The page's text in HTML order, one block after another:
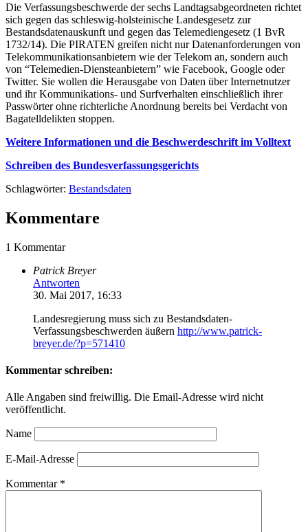
Die Verfassungsbeschwerde der sechs Landtagsabgeordneten richtet
sich gegen das schleswig-holsteinische Landesgesetz zur
Bestandsdatenauskunft und gegen das Telemediengesetz (1 BvR
1732/14). Die PIRATEN greifen nicht nur Datenanforderungen von
Telekommunikationsanbietern wie der Telekom an, sondern auch
von “Telemedien-Diensteanbietern” wie Facebook, Google oder
Twitter. Sie wollen die Herausgabe von Daten über Internetnutzer
und ihr Kommunikations- und Surfverhalten einschließlich ihrer
Passwörter ohne richterliche Anordnung bereits bei Verdacht von
Bagatelldelikten stoppen.
Weitere Informationen und die Beschwerdeschrift im Volltext
Schreiben des Bundesverfassungsgerichts
Schlagwörter: Bestandsdaten
Kommentare
1 Kommentar
Patrick Breyer
Antworten
30. Mai 2017, 16:33
Landesregierung muss sich zu Bestandsdaten-
Verfassungsbeschwerden äußern http://www.patrick-
breyer.de/?p=571410
Kommentar schreiben:
Alle Angaben sind freiwillig. Die Email-Adresse wird nicht
veröffentlicht.
Name
E-Mail-Adresse
Kommentar *